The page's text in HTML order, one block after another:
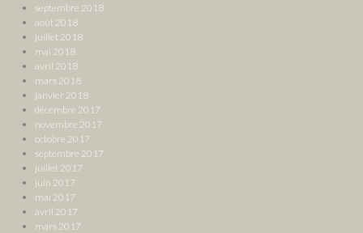
septembre 2018
août 2018
juillet 2018
mai 2018
avril 2018
mars 2018
janvier 2018
décembre 2017
novembre 2017
octobre 2017
septembre 2017
juillet 2017
juin 2017
mai 2017
avril 2017
mars 2017